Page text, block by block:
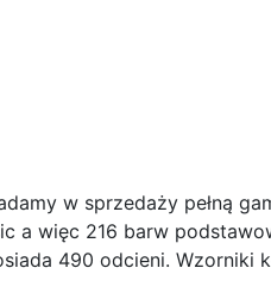
w sprzedaży pełną
a więc 216 barw
490 odcieni. Wzorniki